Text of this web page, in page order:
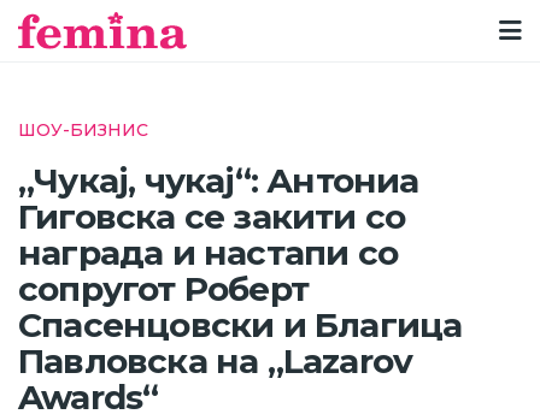
ШОУ-БИЗНИС
„Чукај, чукај“: Антониа
Гиговска се закити со
награда и настапи со
сопругот Роберт
Спасенцовски и Благица
Павловска на „Lazarov
Awards“